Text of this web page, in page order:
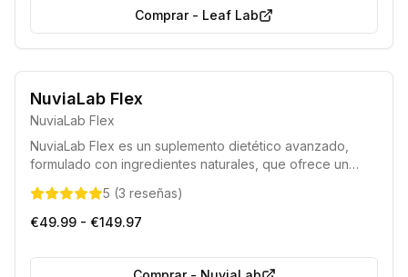
Comprar- Leaf Lab
NuviaLab Flex
NuviaLab Flex
NuviaLab Flex es un suplemento dietético avanzado,
formulado con ingredientes naturales, que ofrece un
huesos. Su composición única favorece la flexibilidad
articular, contribuye a mitigar las molestias y promueve la
5 (3 reseñas)
€49.99 - €149.97